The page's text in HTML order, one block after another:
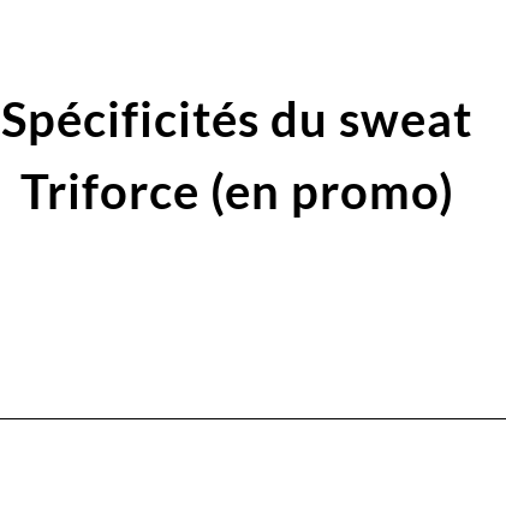
Spécificités du sweat
Triforce (en promo)